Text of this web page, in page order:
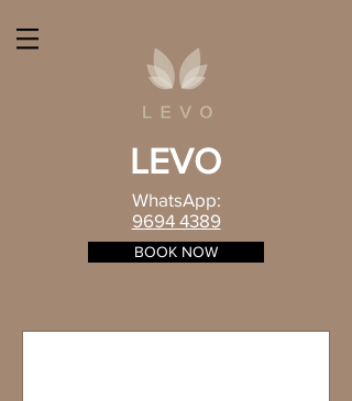
LEVO
WhatsApp:
9694 4389
BOOK NOW